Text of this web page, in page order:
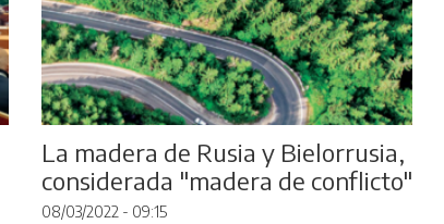
La madera de Rusia y Bielorrusia,
considerada "madera de conflicto"
08/03/2022 - 09:15